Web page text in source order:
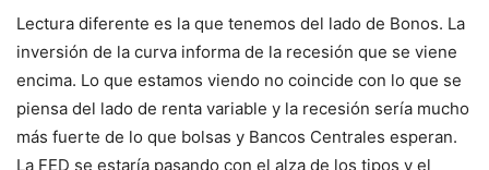
Lectura diferente es la que tenemos del lado de Bonos. La
inversión de la curva informa de la recesión que se viene
encima. Lo que estamos viendo no coincide con lo que se
piensa del lado de renta variable y la recesión sería mucho
más fuerte de lo que bolsas y Bancos Centrales esperan.
La FED se estaría pasando con el alza de los tipos y el